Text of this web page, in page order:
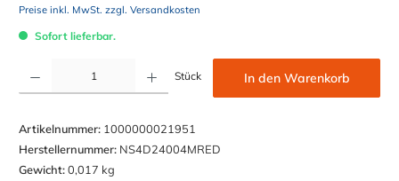
Preise inkl. MwSt. zzgl. Versandkosten
Sofort lieferbar.
Stück In den Warenkorb
Artikelnummer: 1000000021951
Herstellernummer: NS4D24004MRED
Gewicht:0,017 kg